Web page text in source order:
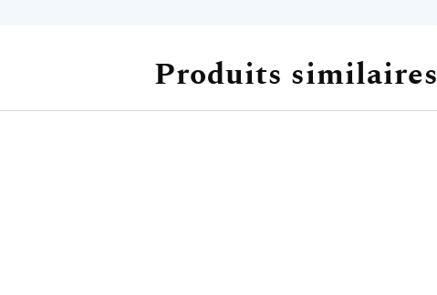
Produits similaires